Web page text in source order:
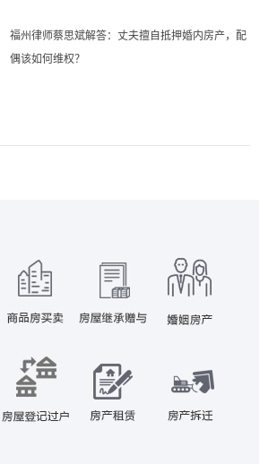
福州律师蔡思斌解答：丈夫擅自抵押婚内房产，配
偶该如何维权？